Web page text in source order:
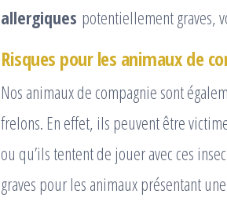
allergiques potentiellement graves,
Risques pour les animaux de
Nos animaux de compagnie sont
frelons. En effet, ils peuvent être
ou qu’ils tentent de jouer avec ces
graves pour les animaux présentant